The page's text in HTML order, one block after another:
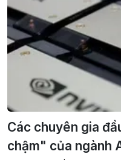
Các chuyên gia
chậm" của ngành